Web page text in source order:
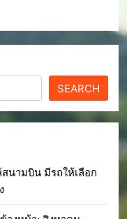
SEARCH
นามบิน มีรถให้เลือก